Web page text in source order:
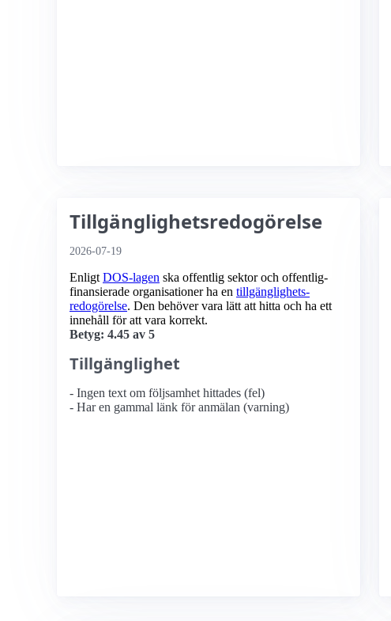
Tillgänglighetsredogörelse
2026-07-19
Enligt DOS-lagen ska offentlig sektor och offentlig­
finansierade organisationer ha en tillgänglighets­
redogörelse. Den behöver vara lätt att hitta och ha ett
innehåll för att vara korrekt.
Betyg: 4.45 av 5
Tillgänglighet
- Ingen text om följsamhet hittades (fel)
- Har en gammal länk för anmälan (varning)